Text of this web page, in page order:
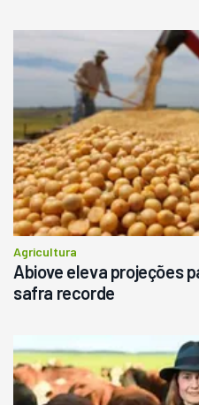
Agricultura
Abiove eleva projeções
safra recorde